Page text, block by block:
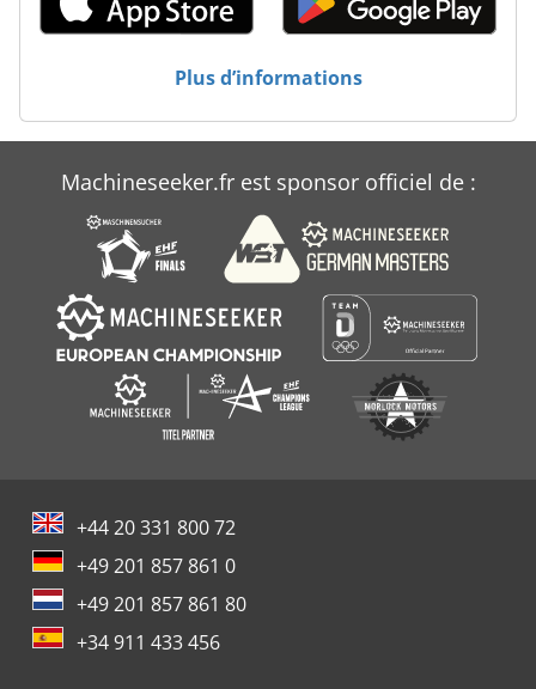
Atlas Copco Xas 47
Atlas Copco Xas 57
Atlas Copco Xas 85
Atlas Copco Xas 90 Dd
Plus d’informations
Machineseeker.fr est sponsor officiel de :
+44 20 331 800 72
+49 201 857 861 0
+49 201 857 861 80
+34 911 433 456